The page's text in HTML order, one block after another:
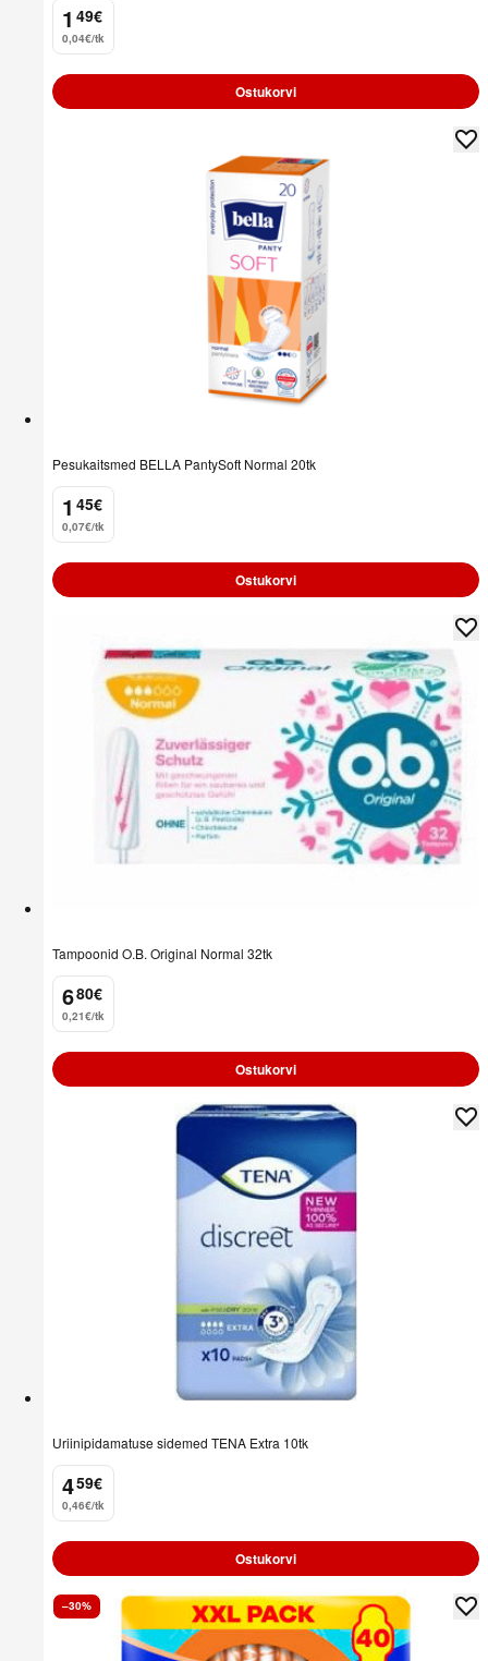
1
. 49€
0,04€/tk
Ostukorvi
Pesukaitsmed BELLA PantySoft Normal 20tk
1
. 45€
0,07€/tk
Ostukorvi
Tampoonid O.B. Original Normal 32tk
6
. 80€
0,21€/tk
Ostukorvi
Uriinipidamatuse sidemed TENA Extra 10tk
4
. 59€
0,46€/tk
Ostukorvi
–30%